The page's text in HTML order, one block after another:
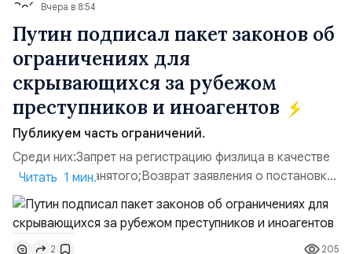
Вчера в 8:54
Путин подписал пакет законов об
ограничениях для
скрывающихся за рубежом
преступников и иноагентов
Публикуем часть ограничений.
Среди них:Запрет на регистрацию физлица в качестве
ИП или самозанятого;Возврат заявления о постановке
недвижимости на кадастровый учет;Ограничение
водительских прав;Запрет регистрации транспортных
средств и на заключение сделок по
Читать 1 мин.
2 205